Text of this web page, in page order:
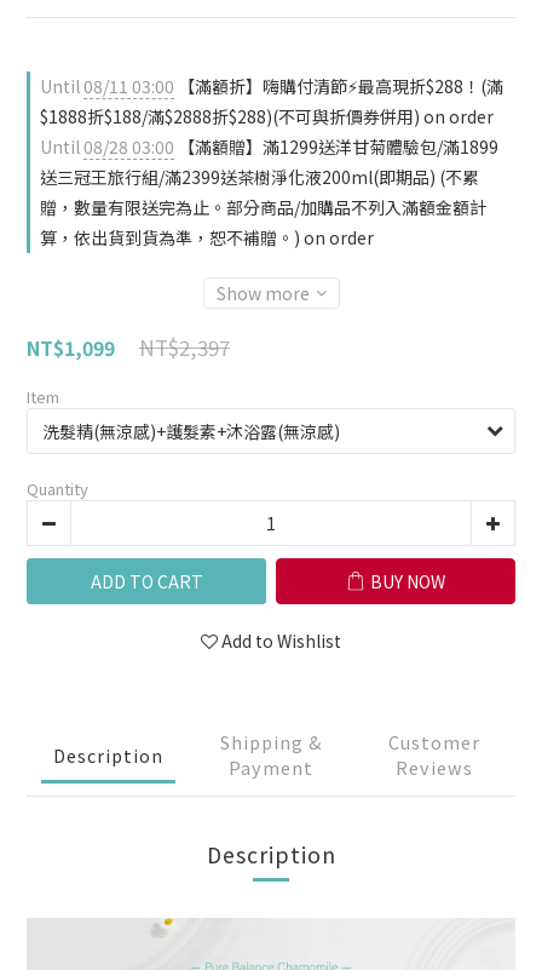
Until08/11 03:00 【滿額折】嗨購付清節⚡最高現折$288！(滿
$1888折$188/滿$2888折$288)(不可與折價券併用) on order
Until08/28 03:00 【滿額贈】滿1299送洋甘菊體驗包/滿1899
送三冠王旅行組/滿2399送茶樹淨化液200ml(即期品) (不累
贈，數量有限送完為止。部分商品/加購品不列入滿額金額計
算，依出貨到貨為準，恕不補贈。) on order
Show more
NT$1,099 NT$2,397
Item
Quantity
ADD TO CART BUY NOW
Add to Wishlist
Description
Shipping &
Payment
Customer
Reviews
Description